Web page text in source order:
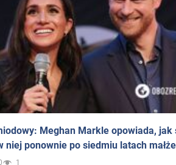
Meghan Markle opowiada, jak
niej ponownie po siedmiu latach
1